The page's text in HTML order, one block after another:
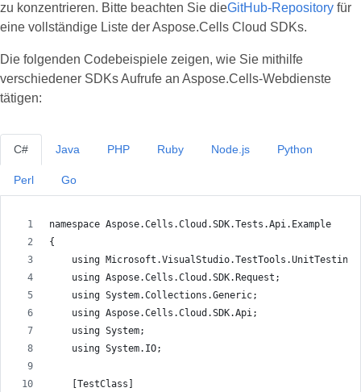
zu konzentrieren. Bitte beachten Sie dieGitHub-Repository für
eine vollständige Liste der Aspose.Cells Cloud SDKs.
Die folgenden Codebeispiele zeigen, wie Sie mithilfe
verschiedener SDKs Aufrufe an Aspose.Cells-Webdienste
tätigen:
C#
namespace Aspose.Cells.Cloud.SDK.Tests.Api.Example
{
    using Microsoft.VisualStudio.TestTools.UnitTesting;
    using Aspose.Cells.Cloud.SDK.Request;
    using System.Collections.Generic;
    using Aspose.Cells.Cloud.SDK.Api;
    using System;
    using System.IO;
    [TestClass]
Java PHP Ruby Node.js Python
Perl Go